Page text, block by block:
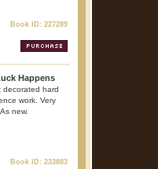
Book ID: 227289
Happens
decorated hard
work. Very
new.
Book ID: 233883